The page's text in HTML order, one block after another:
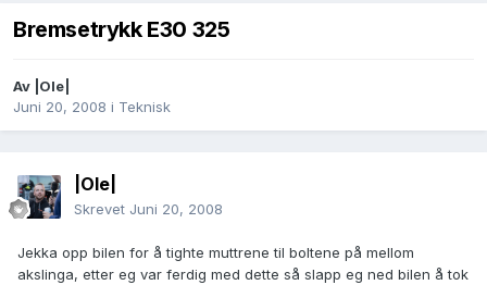
Bremsetrykk E30 325
Av |Ole|
Juni 20, 2008 i Teknisk
|Ole|
Skrevet Juni 20, 2008
Jekka opp bilen for å tighte muttrene til boltene på mellom
akslinga, etter eg var ferdig med dette så slapp eg ned bilen å tok